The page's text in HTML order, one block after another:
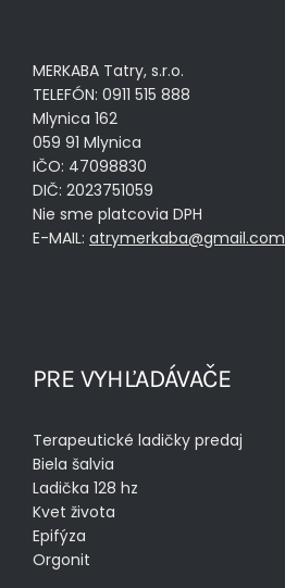
MERKABA Tatry, s.r.o.
TELEFÓN: 0911 515 888
Mlynica 162
059 91 Mlynica
IČO: 47098830
DIČ: 2023751059
Nie sme platcovia DPH
E-MAIL: atrymerkaba@gmail.com
PRE VYHĽADÁVAČE
Terapeutické ladičky predaj
Biela šalvia
Ladička 128 hz
Kvet života
Epifýza
Orgonit